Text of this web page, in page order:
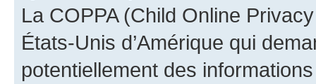
La COPPA (Child Online
États-Unis d’Amérique qui
potentiellement des